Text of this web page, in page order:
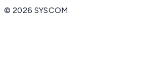
©2026 SYSCOM